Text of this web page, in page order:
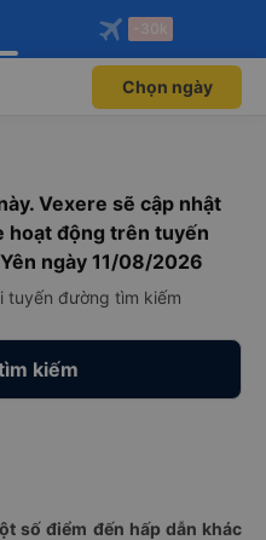
ngay!
viên độc
Mở app
máy bay qua
Mở app
-30k
Chọn ngày
Vexere sẽ cập nhật
hoạt động trên tuyến
ngày 11/08/2026
tuyến đường tìm kiếm
kiếm
số điểm đến hấp dẫn khác